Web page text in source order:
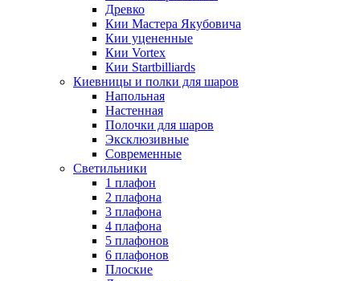
Древко
Кии Мастера Якубовича
Кии уцененные
Кии Vortex
Кии Startbilliards
Киевницы и полки для шаров
Напольная
Настенная
Полочки для шаров
Эксклюзивные
Современные
Светильники
1 плафон
2 плафона
3 плафона
4 плафона
5 плафонов
6 плафонов
Плоские